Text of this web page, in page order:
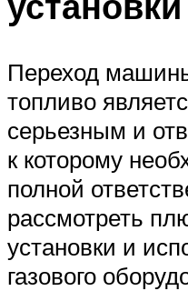
Переход
топливо
серьезным и
к которому
полной
рассмотреть
установки и
газового